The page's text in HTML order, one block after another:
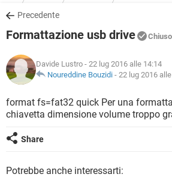
iOS
INSTAGRAM
TIKTOK
HARDWARE
COVID-19
INSTAGRAM
TIKTOK
HARDWARE
DOWNLOAD
COVID-19 GAMING
INTRATTENIMENTO
iOS
INSTAGRAM
TIKTOK
HARDWARE
COVID-19 GAMING
INTRATTENIMENTO
iOS
HARDWARE
GLOSSARIO
COVID-19
INTRATTENIMENTO
iOS
Precedente
Formattazione usb drive Chiuso
Davide Lustro - 22 lug 2016 alle 14:14
Noureddine Bouzidi - 22 lug 2016
format fs=fat32 quick Per una
chiavetta dimensione volume troppo
Share
Potrebbe anche interessarti: